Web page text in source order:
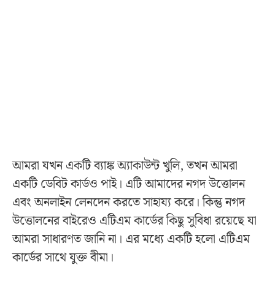
আমরা যখন একটি ব্যাঙ্ক অ্যাকাউন্ট খুলি, তখন আমরা
একটি ডেবিট কার্ডও পাই। এটি আমাদের নগদ উত্তোলন
এবং অনলাইন লেনদেন করতে সাহায্য করে। কিন্তু নগদ
উত্তোলনের বাইরেও এটিএম কার্ডের কিছু সুবিধা রয়েছে যা
আমরা সাধারণত জানি না। এর মধ্যে একটি হলো এটিএম
কার্ডের সাথে যুক্ত বীমা।